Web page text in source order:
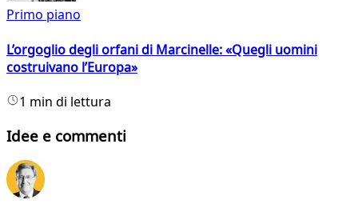
Primo piano
L’orgoglio degli orfani di Marcinelle: «Quegli uomini
costruivano l’Europa»
1 min di lettura
Idee e commenti